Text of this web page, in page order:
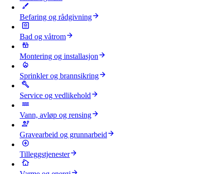
Befaring og rådgivning
Bad og våtrom
Montering og installasjon
Sprinkler og brannsikring
Service og vedlikehold
Vann, avløp og rensing
Gravearbeid og grunnarbeid
Tilleggstjenester